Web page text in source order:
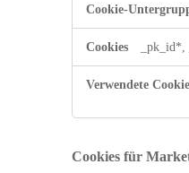
Cookies für